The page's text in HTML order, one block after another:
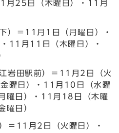
月25日（木曜日）・11月
）＝11月1日（月曜日）・
11月11日（木曜日）・
岩田駅前）＝11月2日（火
曜日）・11月10日（水曜
曜日）・11月18日（木曜
曜日）
＝11月2日（火曜日）・